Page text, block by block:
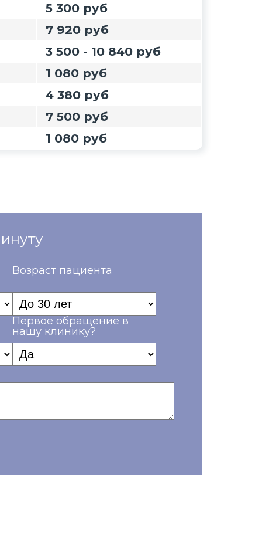
5 300 руб
7 920 руб
3 500 - 10 840 руб
1 080 руб
4 380 руб
7 500 руб
1 080 руб
Возраст пациента
Первое обращение в
нашу клинику?